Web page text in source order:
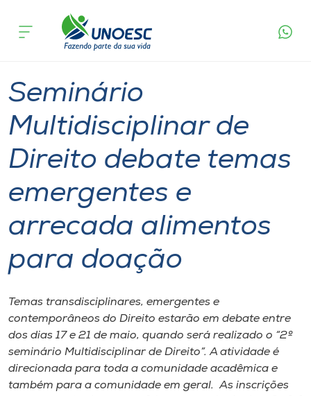
Cursos
Pesquisa
Atendimento ao Estudante
Portal de Ensino
Unoesc
Internacionalização
I.nova
Diplomados
acontece
doação
Seminário
Multidisciplinar de
Direito debate temas
emergentes e
arrecada alimentos
para doação
Temas transdisciplinares, emergentes e
contemporâneos do Direito estarão em debate entre
dos dias 17 e 21 de maio, quando será realizado o “2º
seminário Multidisciplinar de Direito”. A atividade é
direcionada para toda a comunidade acadêmica e
também para a comunidade em geral. As inscrições